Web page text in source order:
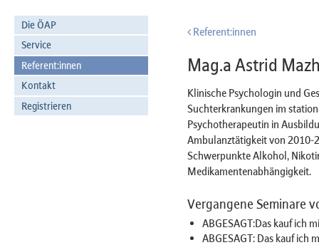
Die ÖAP
Service
Referent:innen
Kontakt
Registrieren
Referent:innen
Mag.a Astrid
Klinische Psychologin und
Suchterkrankungen im
Psychotherapeutin in
Ambulanztätigkeit von 2010-
Schwerpunkte Alkohol,
Medikamentenabhängigkeit.
Vergangene Seminare
ABGESAGT:Das kauf ich
ABGESAGT: Das kauf ich